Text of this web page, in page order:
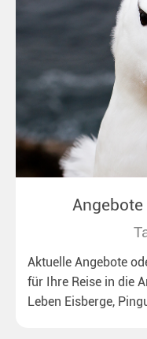
Aktuelle Angebote
für Ihre Reise in die
Leben Eisberge,